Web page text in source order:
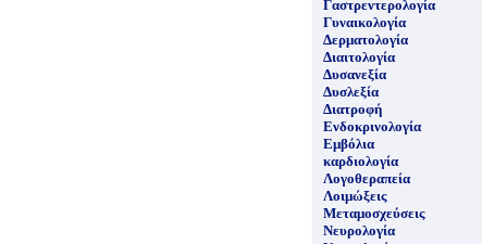
Γαστρεντερολογία
Γυναικολογία
Δερματολογία
Διαιτολογία
Δυσανεξία
Δυσλεξία
Διατροφή
Ενδοκρινολογία
Εμβόλια
καρδιολογία
Λογοθεραπεία
Λοιμώξεις
Μεταμοσχεύσεις
Νευρολογία